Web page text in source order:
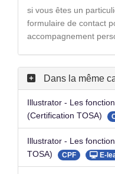
si vous êtes un
formulaire de contact
accompagnement
Dans la même
Illustrator - Les
(Certification TOSA)
Illustrator - Les
TOSA)
CPF E-